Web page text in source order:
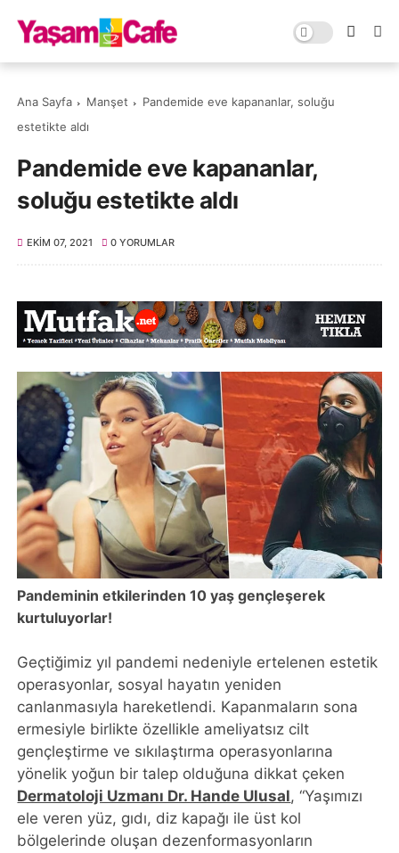
Ana Sayfa Manşet
Pandemide eve kapananlar, soluğu
estetikte aldı
Pandemide eve kapananlar,
soluğu estetikte aldı
EKIM 07, 2021 0 YORUMLAR
Pandeminin etkilerinden 10 yaş gençleşerek
kurtuluyorlar!
Geçtiğimiz yıl pandemi nedeniyle ertelenen estetik
operasyonlar, sosyal hayatın yeniden
canlanmasıyla hareketlendi. Kapanmaların sona
ermesiyle birlikte özellikle ameliyatsız cilt
gençleştirme ve sıkılaştırma operasyonlarına
yönelik yoğun bir talep olduğuna dikkat çeken
Dermatoloji Uzmanı Dr. Hande Ulusal, “Yaşımızı
ele veren yüz, gıdı, diz kapağı ile üst kol
bölgelerinde oluşan dezenformasyonların